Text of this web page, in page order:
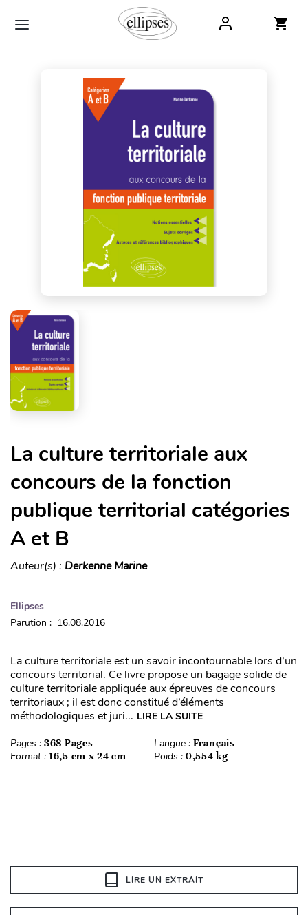
La culture territoriale aux
concours de la fonction
publique territorial catégories
A et B
Auteur(s) : Derkenne Marine
Ellipses
Parution : 16.08.2016
La culture territoriale est un savoir incontournable lors d’un
concours territorial. Ce livre propose un bagage solide de
culture territoriale appliquée aux épreuves de concours
territoriaux ; il est donc constitué d’éléments
méthodologiques et juri... LIRE LA SUITE
Pages : 368 Pages Langue : Français
Format : 16,5 cm x 24 cm Poids : 0,554 kg
LIRE UN EXTRAIT